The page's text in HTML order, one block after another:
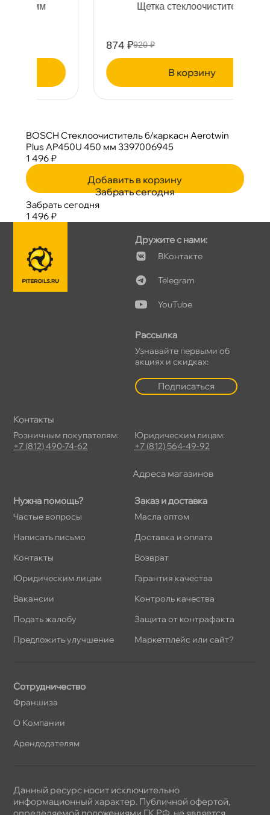
Щетка стеклоочистителя
BOSCH Стеклоочиститель б/каркасн Aerotwin
Plus AP450U 450 мм 3397006945
1 496 ₽
Добавить в корзину
Забрать сегодня
Забрать сегодня
1 496 ₽
Нужна помощь?
Частые вопросы
Написать письмо
Контакты
Юридическим лицам
акансии
Подать жалобу
Предложить улучшение
Заказ и доставка
Масла оптом
Доставка и оплата
озврат
Гарантия качества
Контроль качества
Защита от контрафакта
Маркетплейс или сайт?
Дружите с нами:
Контакте
Telegram
YouTube
Рассылка
Узнавайте первыми о
акциях и скидках:
Подписаться
Сотрудничество
Франшиза
О Компании
Арендодателям
Контакты
Розничным покупателям:
+7 (812) 490-74-62
Юридическим лицам:
+7 (812) 564-49-92
Адреса магазино
Данный ресурс носит исключительно
информационный характер. Публичной офертой,
определяемой положениями ГК РФ, не является.